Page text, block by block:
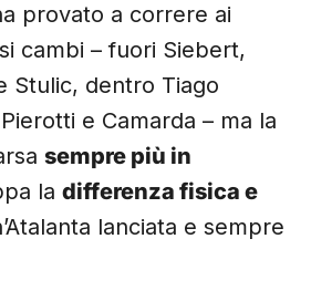
provato a correre ai
cambi – fuori Siebert,
Stulic, dentro Tiago
e Camarda – ma la
sempre più in
la differenza fisica e
lanciata e sempre